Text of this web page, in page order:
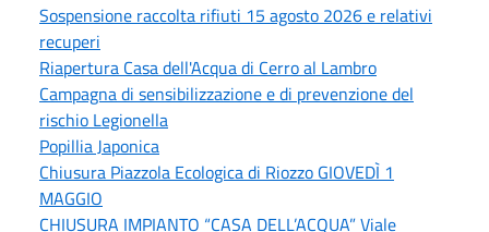
Sospensione raccolta rifiuti 15 agosto 2026 e relativi
recuperi
Riapertura Casa dell'Acqua di Cerro al Lambro
Campagna di sensibilizzazione e di prevenzione del
rischio Legionella
Popillia Japonica
Chiusura Piazzola Ecologica di Riozzo GIOVEDÌ 1
MAGGIO
CHIUSURA IMPIANTO “CASA DELL’ACQUA” Viale